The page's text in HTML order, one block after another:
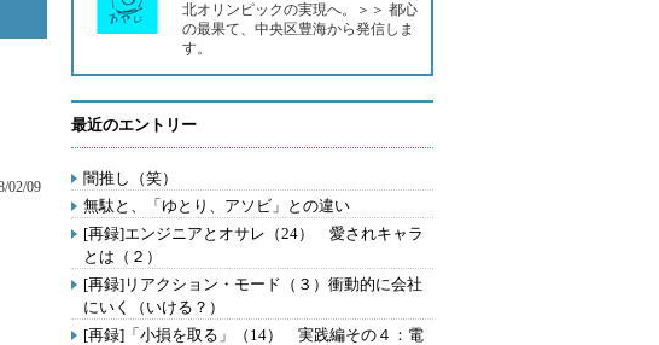
02/09
北オリンピックの実現へ。＞＞ 都心
の最果て、中央区豊海から発信しま
す。
最近のエントリー
闇推し（笑）
無駄と、「ゆとり、アソビ」との違い
[再録]エンジニアとオサレ（24） 愛されキャラ
とは（２）
[再録]リアクション・モード（３）衝動的に会社
にいく（いける？）
[再録]「小損を取る」（14） 実践編その４：電